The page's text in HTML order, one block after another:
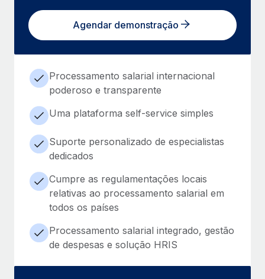
Agendar demonstração
Processamento salarial internacional
poderoso e transparente
Uma plataforma self-service simples
Suporte personalizado de especialistas
dedicados
Cumpre as regulamentações locais
relativas ao processamento salarial em
todos os países
Processamento salarial integrado, gestão
de despesas e solução HRIS